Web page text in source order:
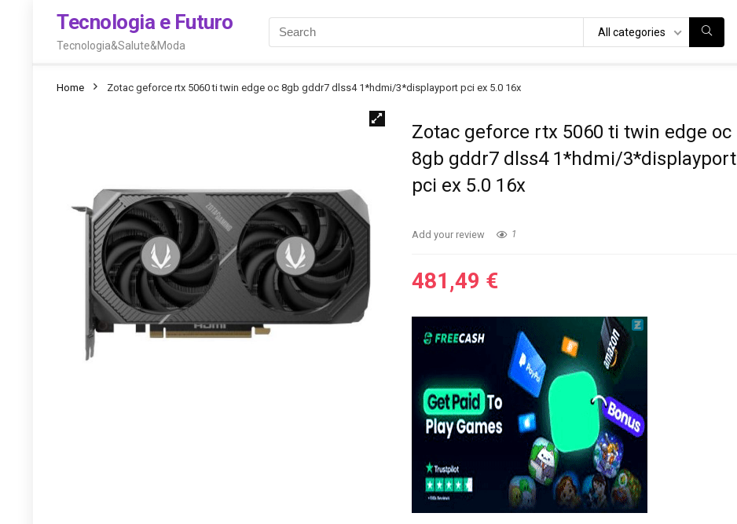
Tecnologia e Futuro
Tecnologia&Salute&Moda
All categories
Home Zotac geforce rtx 5060 ti twin edge oc 8gb gddr7 dlss4 1*hdmi/3*displayport pci ex 5.0 16x
Zotac geforce rtx 5060 ti twin edge oc
8gb gddr7 dlss4 1*hdmi/3*displayport
pci ex 5.0 16x
Add your review 1
481,49 €